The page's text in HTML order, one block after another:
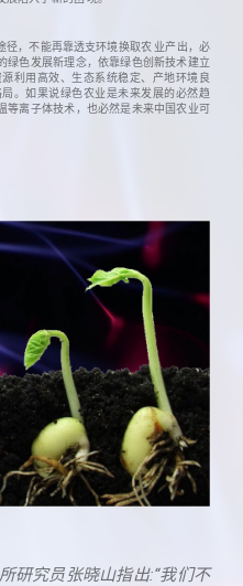
径，不能再靠透支环境换取农 业产出，必
绿色发展新理念，依靠绿色创新技术建立
利用高效、生态系统稳定、产地环境良
。如果说绿色农业是未来发展的必然趋
等离子体技术，也必然是未来中国农业可
研究员张晓山指出:“我们不